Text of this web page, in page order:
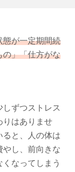
態が一定期間続
の」「仕方がな
ずつストレス
りはありませ
ると、人の体は
やし、前向きな
なってしまう